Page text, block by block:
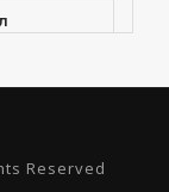
хамтын
Reserved